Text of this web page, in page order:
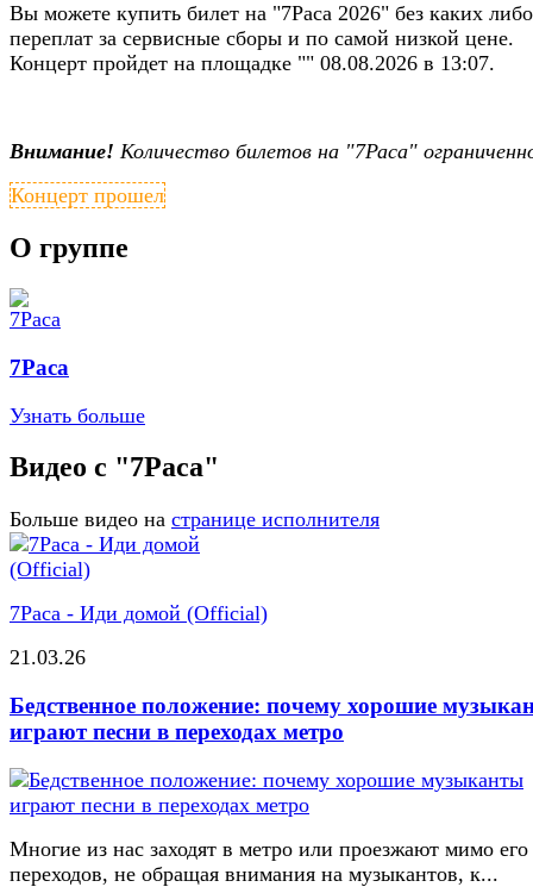
Вы можете купить билет на "7Раса 2026" без каких либо
переплат за сервисные сборы и по самой низкой цене.
Концерт пройдет на площадке "" 08.08.2026 в 13:07.
Внимание! Количество билетов на "7Раса"
Концерт прошел
О группе
7Раса
Узнать больше
Видео с "7Раса"
Больше видео на странице исполнителя
7Раса - Иди домой (Official)
21.03.26
Бедственное положение: почему хорошие
играют песни в переходах метро
Многие из нас заходят в метро или проезжают мимо его
переходов, не обращая внимания на музыкантов, к...